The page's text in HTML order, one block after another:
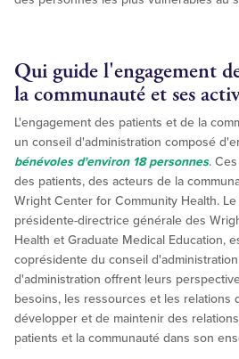
Qui guide l'engagement
la communauté et ses
L'engagement des patients et de la
un conseil d'administration composé
bénévoles d'environ 18 personnes.
des patients, des acteurs de la
Wright Center for Community Health.
présidente-directrice générale des
Health et Graduate Medical Education,
coprésidente du conseil
d'administration offrent leurs
besoins, les ressources et les relations
développer et de maintenir des
patients et la communauté dans son